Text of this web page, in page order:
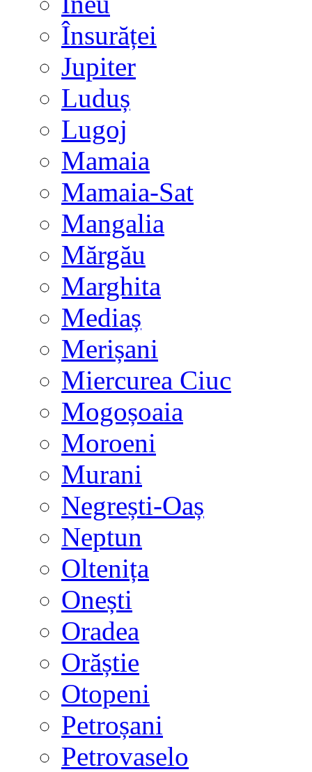
Însurăței
Jupiter
Luduș
Lugoj
Mamaia
Mamaia-Sat
Mangalia
Mărgău
Marghita
Mediaș
Merișani
Miercurea Ciuc
Mogoșoaia
Moroeni
Murani
Negrești-Oaș
Neptun
Oltenița
Onești
Oradea
Orăștie
Otopeni
Petroșani
Petrovaselo